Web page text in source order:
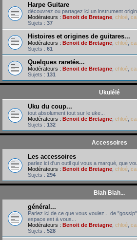
Harpe Guitare
découvrez ou partagez ici un instrument
Modérateurs : Benoit de Bretagne chloé
Sujets : 37
Histoires et origines de guitares...
Modérateurs : Benoit de Bretagne chloé
Sujets : 61
Quelques raretés...
Modérateurs : Benoit de Bretagne chloé
Sujets : 131
Ukulélé
Uku du coup...
tout absolument tout sur le uke...
Modérateurs : Benoit de Bretagne chloé
Sujets : 132
Accessoires
Les accessoires
parlez ici d'un outil qui vous a marqué, que
Modérateurs : Benoit de Bretagne chloé
Sujets : 294
Blah Blah...
général...
Parlez ici de ce que vous voulez... de
espace est à vous...
Modérateurs : Benoit de Bretagne chloé
Sujets : 528